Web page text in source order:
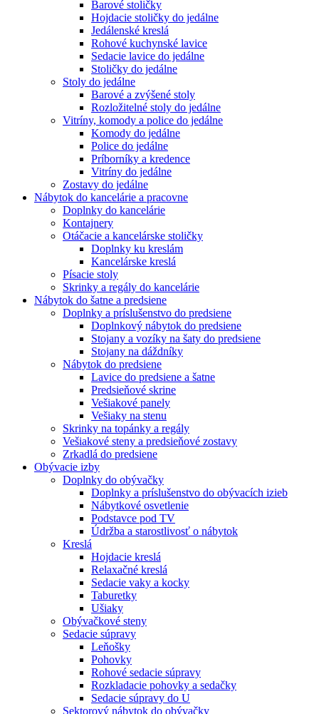
Barové stoličky
Hojdacie stoličky do jedálne
Jedálenské kreslá
Rohové kuchynské lavice
Sedacie lavice do jedálne
Stoličky do jedálne
Stoly do jedálne
Barové a zvýšené stoly
Rozložitelné stoly do jedálne
Vitríny, komody a police do jedálne
Komody do jedálne
Police do jedálne
Príborníky a kredence
Vitríny do jedálne
Zostavy do jedálne
Nábytok do kancelárie a pracovne
Doplnky do kancelárie
Kontajnery
Otáčacie a kancelárske stoličky
Doplnky ku kreslám
Kancelárske kreslá
Písacie stoly
Skrinky a regály do kancelárie
Nábytok do šatne a predsiene
Doplnky a príslušenstvo do predsiene
Doplnkový nábytok do predsiene
Stojany a vozíky na šaty do predsiene
Stojany na dáždníky
Nábytok do predsiene
Lavice do predsiene a šatne
Predsieňové skrine
Vešiakové panely
Vešiaky na stenu
Skrinky na topánky a regály
Vešiakové steny a predsieňové zostavy
Zrkadlá do predsiene
Obývacie izby
Doplnky do obývačky
Doplnky a príslušenstvo do obývacích izieb
Nábytkové osvetlenie
Podstavce pod TV
Údržba a starostlivosť o nábytok
Kreslá
Hojdacie kreslá
Relaxačné kreslá
Sedacie vaky a kocky
Taburetky
Ušiaky
Obývačkové steny
Sedacie súpravy
Leňošky
Pohovky
Rohové sedacie súpravy
Rozkladacie pohovky a sedačky
Sedacie súpravy do U
Sektorový nábytok do obývačky